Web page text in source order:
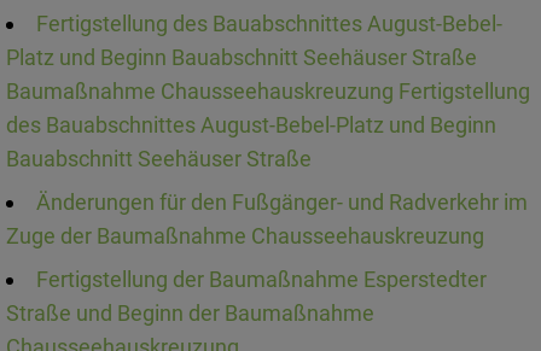
Fertigstellung des Bauabschnittes August-Bebel-
Platz und Beginn Bauabschnitt Seehäuser Straße
Baumaßnahme Chausseehauskreuzung Fertigstellung
des Bauabschnittes August-Bebel-Platz und Beginn
Bauabschnitt Seehäuser Straße
Änderungen für den Fußgänger- und Radverkehr im
Zuge der Baumaßnahme Chausseehauskreuzung
Fertigstellung der Baumaßnahme Esperstedter
Straße und Beginn der Baumaßnahme